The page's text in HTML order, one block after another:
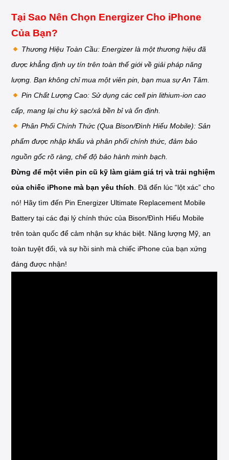
Tại Sao Nên Chọn Energizer Cho iPhone
Của Bạn?
Thương Hiệu Toàn Cầu: Energizer là một thương hiệu đã
được khẳng định uy tín trên toàn thế giới về giải pháp năng
lượng. Bạn không chỉ mua một viên pin, bạn mua sự An Tâm.
Pin Chất Lượng Cao: Sử dụng các cell pin lithium-ion cao
cấp, mang lại chu kỳ sạc/xả bền bỉ và ổn định.
Phân Phối Chính Thức (Qua Bison/Đình Hiếu Mobile): Sản
phẩm được nhập khẩu và phân phối chính thức, đảm bảo
nguồn gốc rõ ràng, chế độ bảo hành minh bạch.
Đừng để một viên pin cũ kỹ làm giảm giá trị và trải nghiệm
của chiếc iPhone mà bạn yêu thích . Đã đến lúc “lột xác” cho
nó! Hãy tìm đến Pin Energizer Ultimate Replacement Mobile
Battery tại các đại lý chính thức của Bison/Đình Hiếu Mobile
trên toàn quốc để cảm nhận sự khác biệt. Năng lượng Mỹ, an
toàn tuyệt đối, và sự hồi sinh mà chiếc iPhone của bạn xứng
đáng được nhận!